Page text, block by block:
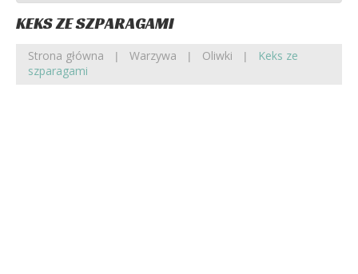
KEKS ZE SZPARAGAMI
Strona główna Warzywa Oliwki
Keks ze
szparagami